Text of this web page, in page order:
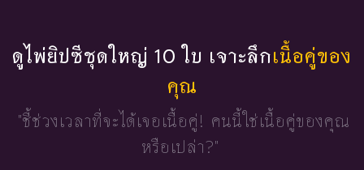
ดูไพ่ยิปซีชุดใหญ่ 10 ใบ เจาะลึกเนื้อคู่ของ
คุณ
"ชี้ช่วงเวลาที่จะได้เจอเนื้อคู่! คนนี้ใช่เนื้อคู่ของคุณ
หรือเปล่า?"